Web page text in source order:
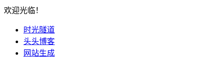
欢迎光临！
时光隧道
头头博客
网站生成